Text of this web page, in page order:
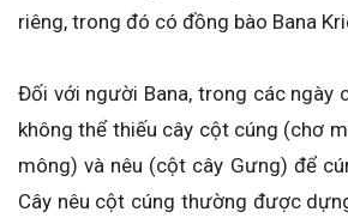
riêng, trong đó có đồng bào Bana
Đối với người Bana, trong các ngày
không thể thiếu cây cột cúng (chơ
mông) và nêu (cột cây Gưng) để
Cây nêu cột cúng thường được